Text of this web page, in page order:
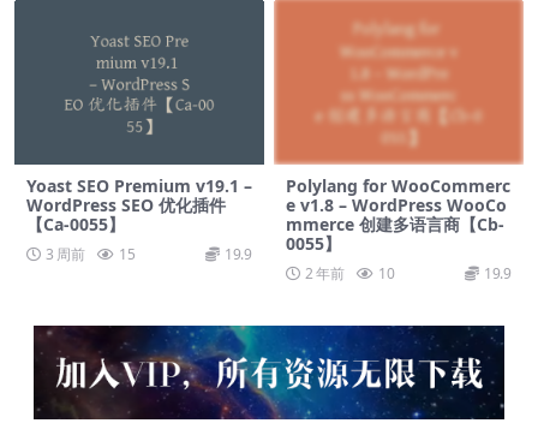
Yoast SEO Premium v​​19.1 –
WordPress SEO 优化插件
【Ca-0055】
3 周前 15 19.9
Polylang for WooCommerc
e v1.8 – WordPress WooCo
mmerce 创建多语言商【Cb-
0055】
2 年前 10 19.9